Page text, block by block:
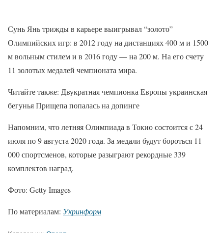
Сунь Янь трижды в карьере выигрывал “золото”
Олимпийских игр: в 2012 году на дистанциях 400 м и 1500
м вольным стилем и в 2016 году — на 200 м. На его счету
11 золотых медалей чемпионата мира.
Читайте также: Двукратная чемпионка Европы украинская
бегунья Прищепа попалась на допинге
Напомним, что летняя Олимпиада в Токио состоится с 24
июля по 9 августа 2020 года. За медали будут бороться 11
000 спортсменов, которые разыграют рекордные 339
комплектов наград.
Фото: Getty Images
По материалам: Укринформ